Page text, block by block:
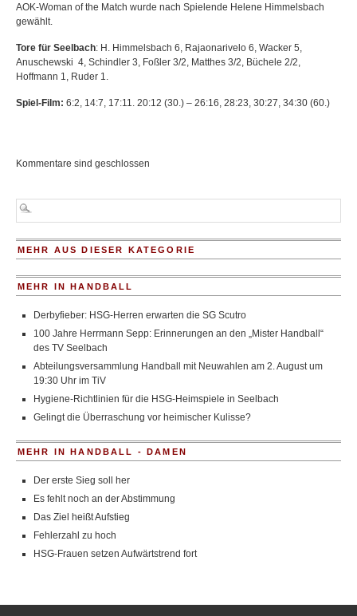
AOK-Woman of the Match wurde nach Spielende Helene Himmelsbach
gewählt.
Tore für Seelbach: H. Himmelsbach 6, Rajaonarivelo 6, Wacker 5,
Anuschewski 4, Schindler 3, Foßler 3/2, Matthes 3/2, Büchele 2/2,
Hoffmann 1, Ruder 1.
Spiel-Film: 6:2, 14:7, 17:11. 20:12 (30.) – 26:16, 28:23, 30:27, 34:30 (60.)
Kommentare sind geschlossen
MEHR AUS DIESER KATEGORIE
MEHR IN HANDBALL
Derbyfieber: HSG-Herren erwarten die SG Scutro
100 Jahre Herrmann Sepp: Erinnerungen an den „Mister Handball“
des TV Seelbach
Abteilungsversammlung Handball mit Neuwahlen am 2. August um
19:30 Uhr im TiV
Hygiene-Richtlinien für die HSG-Heimspiele in Seelbach
Gelingt die Überraschung vor heimischer Kulisse?
MEHR IN HANDBALL - DAMEN
Der erste Sieg soll her
Es fehlt noch an der Abstimmung
Das Ziel heißt Aufstieg
Fehlerzahl zu hoch
HSG-Frauen setzen Aufwärtstrend fort